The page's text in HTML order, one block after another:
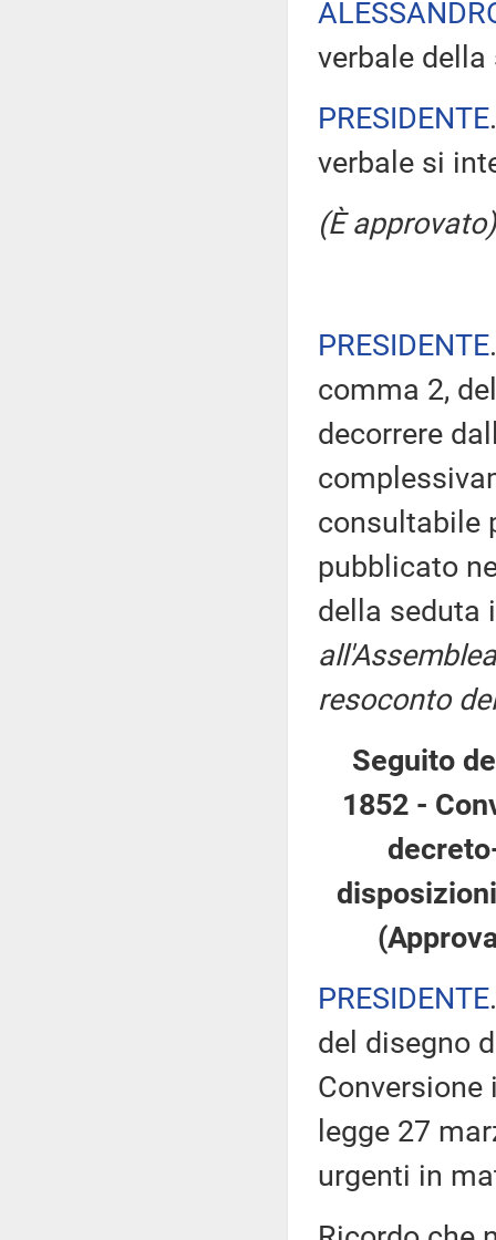
verbale
PRESIDENTE
verbale si
(È approvato)
PRESIDENTE
comma 2,
decorrere
consultabile
pubblicato
della seduta
resoconto
Seguito
1852 -
PRESIDENTE
del disegno
Conversione
legge 27
urgenti in